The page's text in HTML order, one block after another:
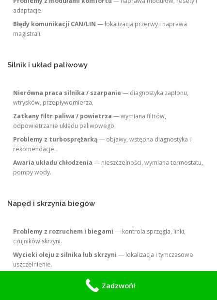
adaptacje.
Błędy komunikacji CAN/LIN — lokalizacja przerwy i naprawa
magistrali.
Silnik i układ paliwowy
Nierówna praca silnika / szarpanie — diagnostyka zapłonu,
wtrysków, przepływomierza.
Zatkany filtr paliwa / powietrza — wymiana filtrów,
odpowietrzanie układu paliwowego.
Problemy z turbosprężarką— objawy, wstępna diagnostyka i
rekomendacje.
Awaria układu chłodzenia — nieszczelności, wymiana termostatu,
pompy wody.
Napęd i skrzynia biegów
Problemy z rozruchem i biegami — kontrola sprzęgła, linki,
czujników skrzyni.
Wycieki oleju z silnika lub skrzyni — lokalizacja i tymczasowe
uszczelnienie.
Problemy z wałem napędowym / przegubami
przegubów, naprawa osłon.
Zadzwoń!